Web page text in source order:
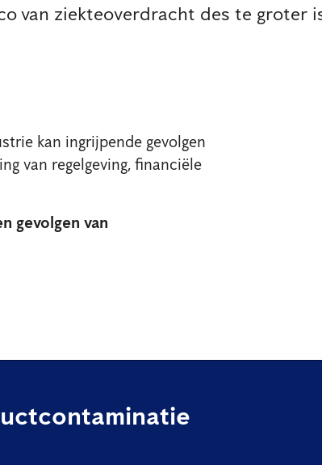
van ziekteoverdracht des te groter
kan ingrijpende gevolgen
van regelgeving, financiële
gevolgen van